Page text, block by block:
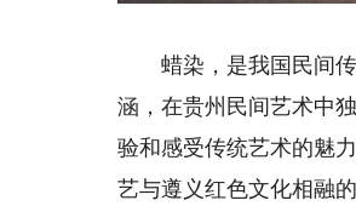
蜡染，是我国民间传
涵，在贵州民间艺术中
验和感受传统艺术的魅
艺与遵义红色文化相融